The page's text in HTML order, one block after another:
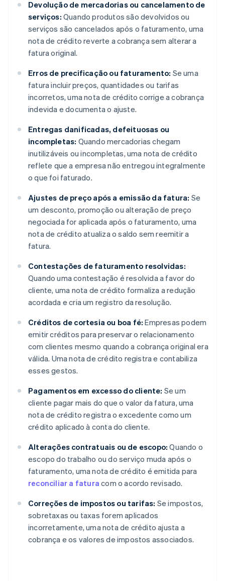
Devolução de mercadorias ou cancelamento de
serviços: Quando produtos são devolvidos ou
serviços são cancelados após o faturamento, uma
nota de crédito reverte a cobrança sem alterar a
fatura original.
Erros de precificação ou faturamento: Se uma
fatura incluir preços, quantidades ou tarifas
incorretos, uma nota de crédito corrige a cobrança
indevida e documenta o ajuste.
Entregas danificadas, defeituosas ou
incompletas: Quando mercadorias chegam
inutilizáveis ou incompletas, uma nota de crédito
reflete que a empresa não entregou integralmente
o que foi faturado.
Ajustes de preço após a emissão da fatura: Se
um desconto, promoção ou alteração de preço
negociada for aplicada após o faturamento, uma
nota de crédito atualiza o saldo sem reemitir a
fatura.
Contestações de faturamento resolvidas:
Quando uma contestação é resolvida a favor do
cliente, uma nota de crédito formaliza a redução
acordada e cria um registro da resolução.
Créditos de cortesia ou boa fé: Empresas podem
emitir créditos para preservar o relacionamento
com clientes mesmo quando a cobrança original era
válida. Uma nota de crédito registra e contabiliza
esses gestos.
Pagamentos em excesso do cliente: Se um
cliente pagar mais do que o valor da fatura, uma
nota de crédito registra o excedente como um
crédito aplicado à conta do cliente.
Alterações contratuais ou de escopo: Quando o
escopo do trabalho ou do serviço muda após o
faturamento, uma nota de crédito é emitida para
reconciliar a fatura com o acordo revisado.
Correções de impostos ou tarifas: Se impostos,
sobretaxas ou taxas forem aplicados
incorretamente, uma nota de crédito ajusta a
cobrança e os valores de impostos associados.